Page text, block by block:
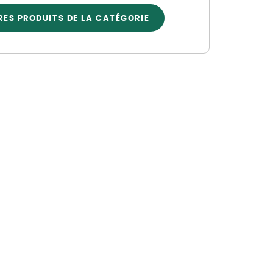
Découvrez nos marques
Nos marques de la nature
PRODUITS DE LA CATÉGORIE